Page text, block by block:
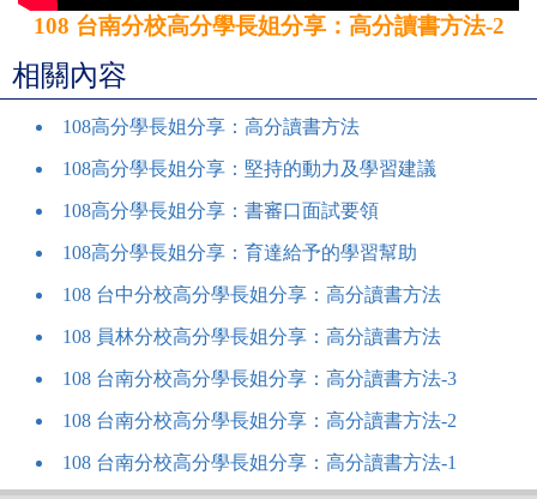
108 台南分校高分學長姐分享：高分讀書方法-2
相關內容
108高分學長姐分享：高分讀書方法
108高分學長姐分享：堅持的動力及學習建議
108高分學長姐分享：書審口面試要領
108高分學長姐分享：育達給予的學習幫助
108 台中分校高分學長姐分享：高分讀書方法
108 員林分校高分學長姐分享：高分讀書方法
108 台南分校高分學長姐分享：高分讀書方法-3
108 台南分校高分學長姐分享：高分讀書方法-2
108 台南分校高分學長姐分享：高分讀書方法-1